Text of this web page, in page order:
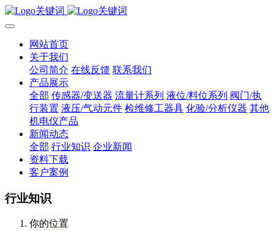
网站首页
关于我们
公司简介 在线反馈 联系我们
产品展示
全部 传感器/变送器 流量计系列 液位/料位系列 阀门/执
行装置 液压/气动元件 检维修工器具 化验/分析仪器 其他
机电仪产品
新闻动态
全部 行业知识 企业新闻
资料下载
客户案例
行业知识
你的位置